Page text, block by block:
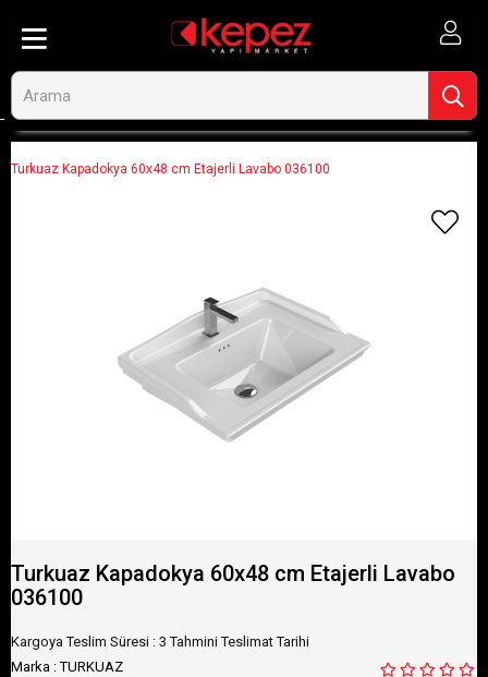
Turkuaz Kapadokya 60x48 cm Etajerli Lavabo 036100
Turkuaz Kapadokya 60x48 cm Etajerli Lavabo
036100
Kargoya Teslim Süresi : 3 Tahmini Teslimat Tarihi
Marka : TURKUAZ